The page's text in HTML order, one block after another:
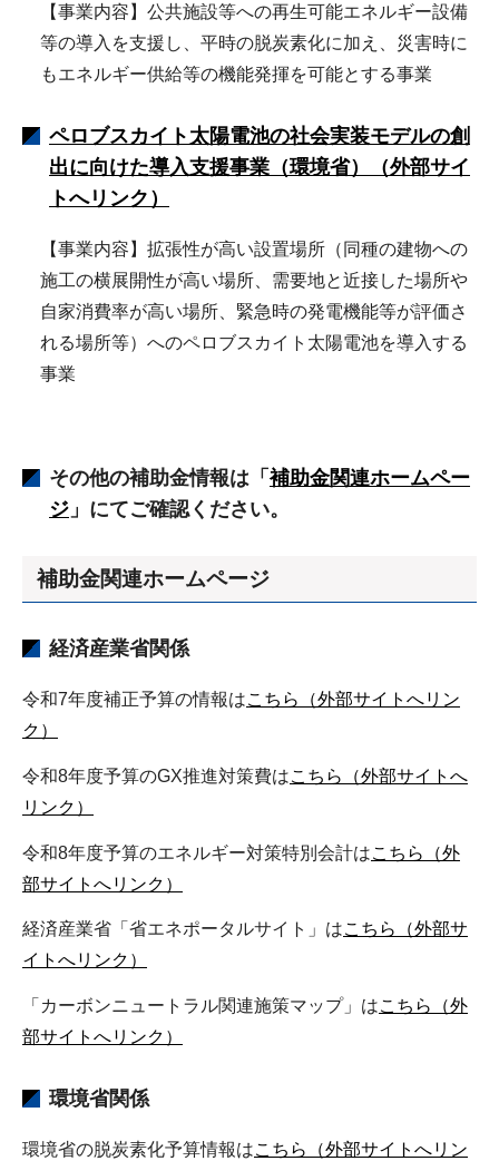
【事業内容】公共施設等への再生可能エネルギー設備
等の導入を支援し、平時の脱炭素化に加え、災害時に
もエネルギー供給等の機能発揮を可能とする事業
ペロブスカイト太陽電池の社会実装モデルの創
出に向けた導入支援事業（環境省）（外部サイ
トへリンク）
【事業内容】拡張性が高い設置場所（同種の建物への
施工の横展開性が高い場所、需要地と近接した場所や
自家消費率が高い場所、緊急時の発電機能等が評価さ
れる場所等）へのペロブスカイト太陽電池を導入する
事業
その他の補助金情報は「 補助金関連ホームペー
ジ 」にてご確認ください。
補助金関連ホームページ
経済産業省関係
令和7年度補正予算の情報はこちら（外部サイトへリン
ク）
令和8年度予算のGX推進対策費はこちら（外部サイトへ
リンク）
令和8年度予算のエネルギー対策特別会計はこちら（外
部サイトへリンク）
経済産業省「省エネポータルサイト」はこちら（外部サ
イトへリンク）
「カーボンニュートラル関連施策マップ」はこちら（外
部サイトへリンク）
環境省関係
環境省の脱炭素化予算情報はこちら（外部サイトへリン